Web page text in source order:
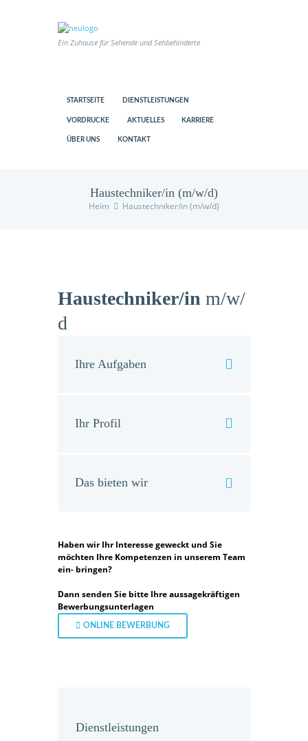
Ein Zuhause für Sehende und Sehbehinderte
STARTSEITE DIENSTLEISTUNGEN
VORDRUCKE AKTUELLES KARRIERE
ÜBER UNS KONTAKT
Haustechniker/in (m/w/d)
Heim Haustechniker/in (m/w/d)
Haustechniker/in m/w/
d
Ihre Aufgaben
Ihr Profil
Das bieten wir
Haben wir Ihr Interesse geweckt und Sie
möchten Ihre Kompetenzen in unserem Team
ein- bringen?
Dann senden Sie bitte Ihre aussagekräftigen
Bewerbungsunterlagen
ONLINE BEWERBUNG
Dienstleistungen